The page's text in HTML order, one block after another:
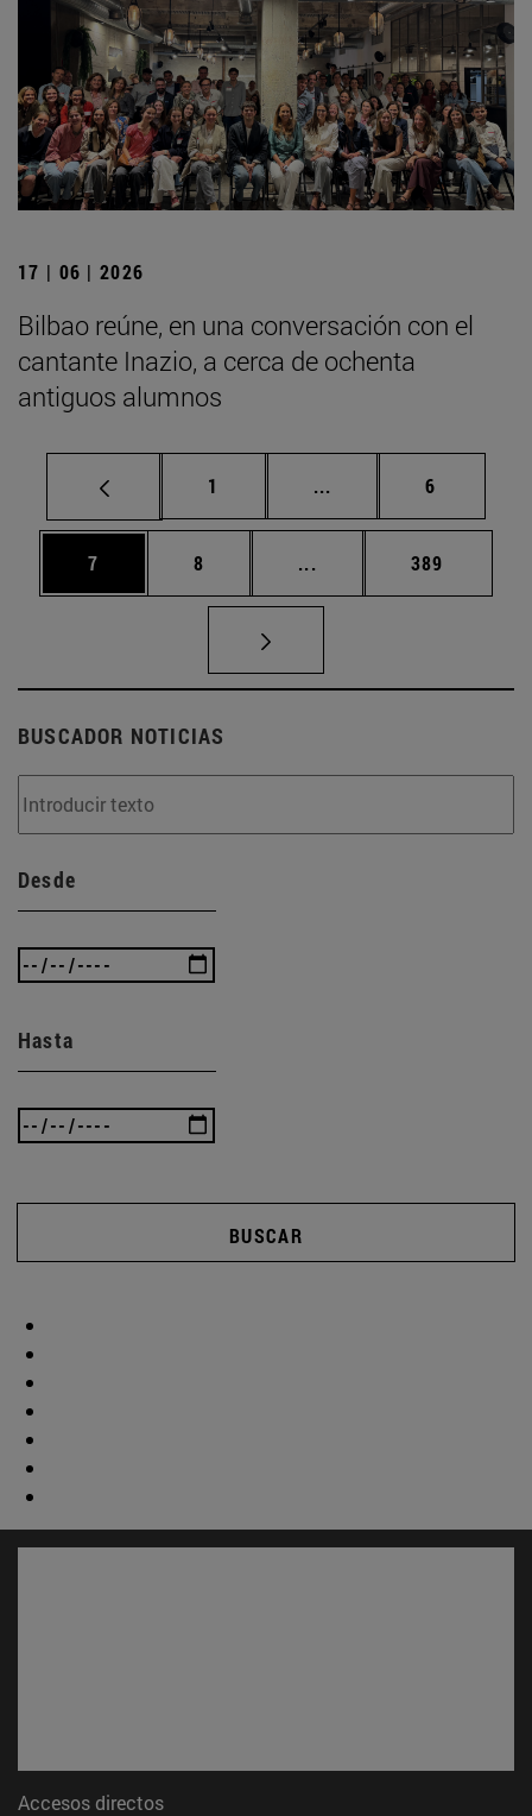
17 | 06 | 2026
Bilbao reúne, en una conversación con el
cantante Inazio, a cerca de ochenta
antiguos alumnos
Página
1 ... Páginas intermedias
Página
6
Página
7 Página
8 ... Páginas intermedias
Página
389
BUSCADOR NOTICIAS
Desde
Hasta
BUSCAR
Accesos directos